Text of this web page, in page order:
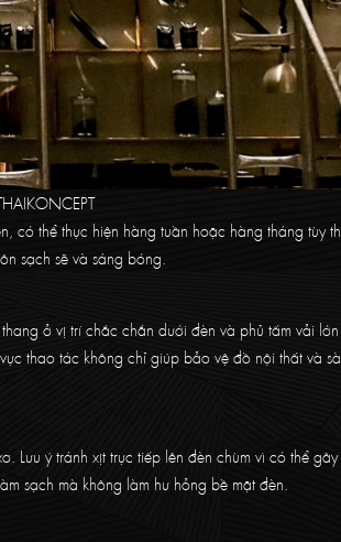
có thể thực hiện hàng tuần hoặc hàng tháng tùy
sạch sẽ và sáng bóng.
ở vị trí chắc chắn dưới đèn và phủ tấm vải
thao tác không chỉ giúp bảo vệ đồ nội thất và
Lưu ý tránh xịt trực tiếp lên đèn chùm vì có thể
sạch mà không làm hư hỏng bề mặt đèn.